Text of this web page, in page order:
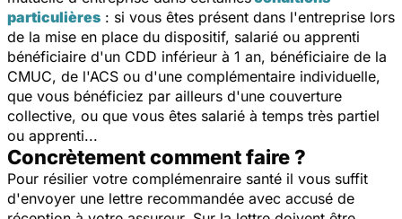
particulières : si vous êtes présent dans l'entreprise lors
de la mise en place du dispositif, salarié ou apprenti
bénéficiaire d'un CDD inférieur à 1 an, bénéficiaire de la
CMUC, de l'ACS ou d'une complémentaire individuelle,
que vous bénéficiez par ailleurs d'une couverture
collective, ou que vous êtes salarié à temps très partiel
ou apprenti...
Concrètement comment faire ?
Pour résilier votre complémenraire santé il vous suffit
d'envoyer une lettre recommandée avec accusé de